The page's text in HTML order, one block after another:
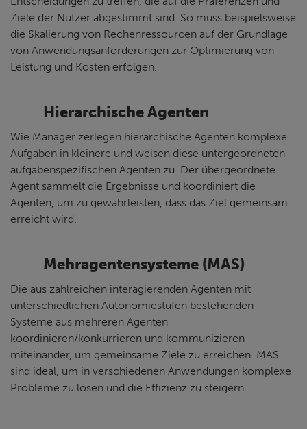
Ziele der Nutzer abgestimmt sind. So muss beispielsweise
die Skalierung von Rechenressourcen auf der Grundlage
von Anwendungsanforderungen zur Optimierung von
Leistung und Kosten erfolgen.
Hierarchische Agenten
Wie Manager zerlegen hierarchische Agenten komplexe
Aufgaben in kleinere und weisen diese untergeordneten
aufgabenspezifischen Agenten zu. Der übergeordnete
Agent sammelt die Ergebnisse und koordiniert die
Agenten, um zu gewährleisten, dass das Ziel gemeinsam
erreicht wird.
Mehragentensysteme (MAS)
Die aus zahlreichen interagierenden Agenten mit
unterschiedlichen Autonomiestufen bestehenden
Systeme aus mehreren Agenten
koordinieren/konkurrieren und kommunizieren
miteinander, um gemeinsame Ziele zu erreichen. MAS
sind ideal, um in verschiedenen Anwendungen komplexe
Probleme zu lösen und die Effizienz zu steigern.